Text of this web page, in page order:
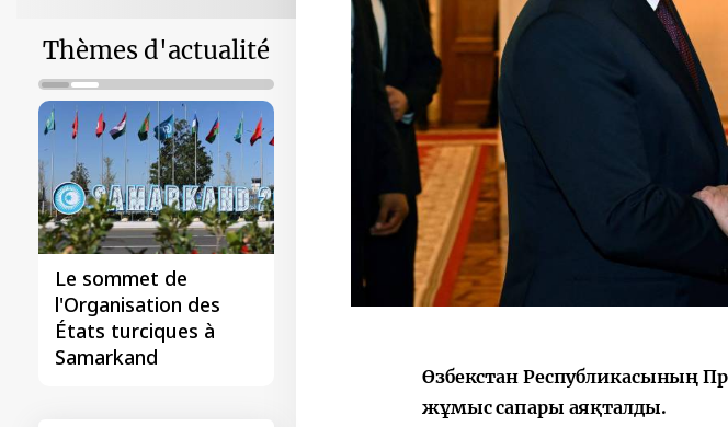
Thèmes d'actualité
Le sommet de
l'Organisation des
États turciques à
Samarkand
Өзбекстан Республикасының
жұмыс сапары аяқталды.